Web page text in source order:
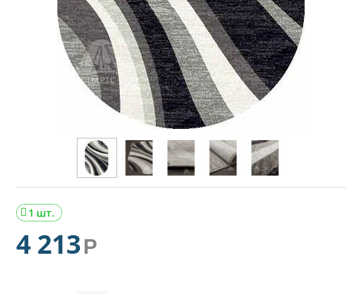
1 шт.

4 213Р